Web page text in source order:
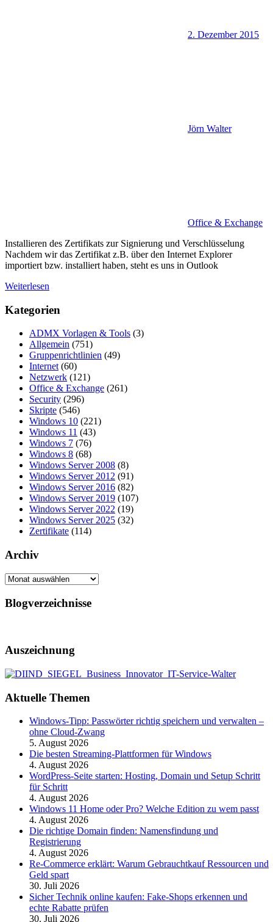
2. Dezember 2015
Jörn Walter
Office & Exchange
Installieren des Zertifikats zur Signierung und Verschlüsselung
Nachdem wir das Zertifikat z.B. über den Internet Explorer
importiert bzw. installiert haben, steht es uns in Outlook
Weiterlesen
Kategorien
ADMX Vorlagen & Tools (3)
Allgemein (751)
Gruppenrichtlinien (49)
Internet(60)
Netzwerk (121)
Office & Exchange (261)
Security (296)
Skripte (546)
Windows 10 (221)
Windows 11 (43)
Windows 7 (76)
Windows 8 (68)
Windows Server 2008 (8)
Windows Server 2012 (91)
Windows Server 2016 (82)
Windows Server 2019 (107)
Windows Server 2022 (19)
Windows Server 2025 (32)
Zertifikate (114)
Archiv
Archiv
Blogverzeichnisse
Auszeichnung
Aktuelle Themen
Windows-Tipp: Passwörter richtig speichern und verwalten –
ohne Cloud-Zwang
5. August 2026
Die besten Streaming-Plattformen für Windows
4. August 2026
WordPress-Seite starten: Hosting, Domain und Setup Schritt
für Schritt
4. August 2026
Windows 11 Home oder Pro? Welche Edition zu wem passt
4. August 2026
Die richtige Domain finden: Namensfindung und
Registrierung
4. August 2026
Re-Commerce erklärt: Warum Gebrauchtkauf Ressourcen und
Geld spart
30. Juli 2026
Sicher Technik online kaufen: Fake-Shops erkennen und
echte Rabatte prüfen
30. Juli 2026